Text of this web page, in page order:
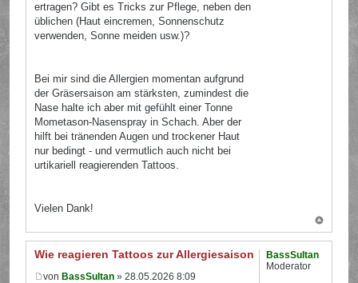
ertragen? Gibt es Tricks zur Pflege, neben den
üblichen (Haut eincremen, Sonnenschutz
verwenden, Sonne meiden usw.)?
Bei mir sind die Allergien momentan aufgrund
der Gräsersaison am stärksten, zumindest die
Nase halte ich aber mit gefühlt einer Tonne
Mometason-Nasenspray in Schach. Aber der
hilft bei tränenden Augen und trockener Haut
nur bedingt - und vermutlich auch nicht bei
urtikariell reagierenden Tattoos.
Vielen Dank!
Wie reagieren Tattoos zur Allergiesaison?
vonBassSultan » 28.05.2026 8:09
BassSultan
Moderator